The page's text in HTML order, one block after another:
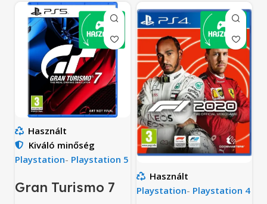
Használt
Kiváló minőség
Playstation- Playstation 5
Gran Turismo 7
Használt
Playstation- Playstation 4